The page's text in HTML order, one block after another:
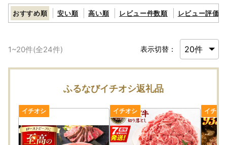
おすすめ順 安い順 高い順 レビュー件数順 レビュー評価順
1~20件(全24件) 表示切替：
ふるなびイチオシ返礼品